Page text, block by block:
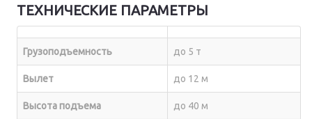
ТЕХНИЧЕСКИЕ ПАРАМЕТРЫ
Грузоподъемность до 5 т
Вылет до 12 м
Высота подъема до 40 м